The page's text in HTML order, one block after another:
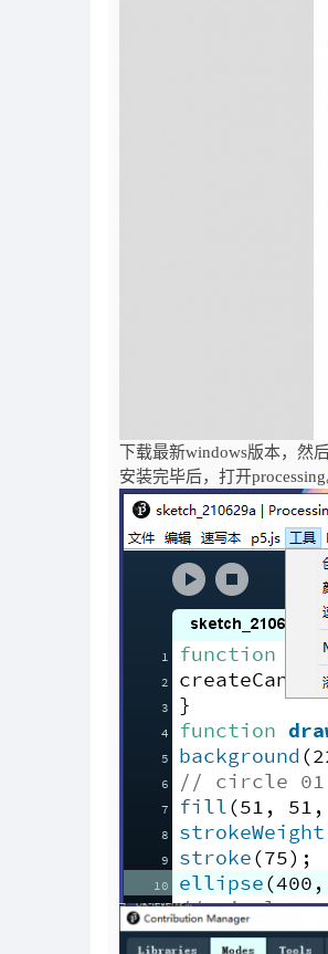
下载最新windows版本，然
安装完毕后，打开